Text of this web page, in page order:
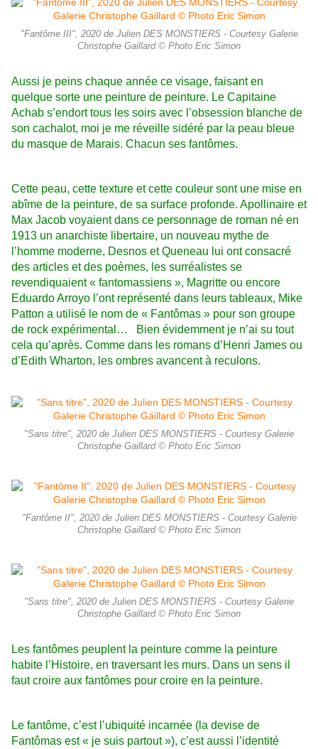
"Fantôme III", 2020 de Julien DES MONSTIERS - Courtesy Galerie
Christophe Gaillard © Photo Eric Simon
Aussi je peins chaque année ce visage, faisant en
quelque sorte une peinture de peinture. Le Capitaine
Achab s’endort tous les soirs avec l’obsession blanche de
son cachalot, moi je me réveille sidéré par la peau bleue
du masque de Marais. Chacun ses fantômes.
Cette peau, cette texture et cette couleur sont une mise en
abîme de la peinture, de sa surface profonde. Apollinaire et
Max Jacob voyaient dans ce personnage de roman né en
1913 un anarchiste libertaire, un nouveau mythe de
l’homme moderne, Desnos et Queneau lui ont consacré
des articles et des poèmes, les surréalistes se
revendiquaient « fantomassiens », Magritte ou encore
Eduardo Arroyo l’ont représenté dans leurs tableaux, Mike
Patton a utilisé le nom de « Fantômas » pour son groupe
de rock expérimental… Bien évidemment je n’ai su tout
cela qu’après. Comme dans les romans d’Henri James ou
d’Edith Wharton, les ombres avancent à reculons.
"Sans titre", 2020 de Julien DES MONSTIERS - Courtesy Galerie
Christophe Gaillard © Photo Eric Simon
"Fantôme II", 2020 de Julien DES MONSTIERS - Courtesy Galerie
Christophe Gaillard © Photo Eric Simon
"Sans titre", 2020 de Julien DES MONSTIERS - Courtesy Galerie
Christophe Gaillard © Photo Eric Simon
Les fantômes peuplent la peinture comme la peinture
habite l’Histoire, en traversant les murs. Dans un sens il
faut croire aux fantômes pour croire en la peinture.
Le fantôme, c’est l’ubiquité incarnée (la devise de
Fantômas est « je suis partout »), c’est aussi l’identité